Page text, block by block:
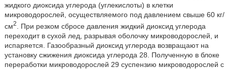
жидкого диоксида углерода (углекислоты) в клетки
микроводорослей, осуществляемого под давлением свыше 60 кг/
см2
. При резком сбросе давления жидкий диоксид углерода
переходит в сухой лед, разрывая оболочку микроводорослей, и
испаряется. Газообразный диоксид углерода возвращают на
установку сжижения диоксида углерода 28. Полученную в блоке
переработки микроводорослей 29 суспензию микроводорослей с